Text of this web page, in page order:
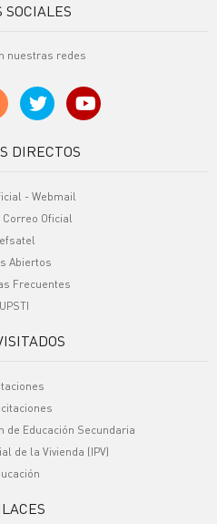
SOCIALES
nuestras redes
DIRECTOS
- Webmail
Oficial
Abiertos
Frecuentes
UPSTI
de Educación Secundaria
de la Vivienda (IPV)